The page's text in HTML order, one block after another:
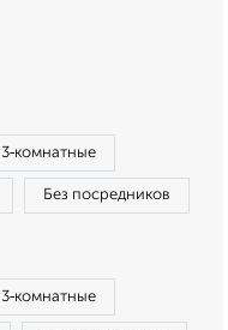
3‑комнатные
Без посредников
3‑комнатные